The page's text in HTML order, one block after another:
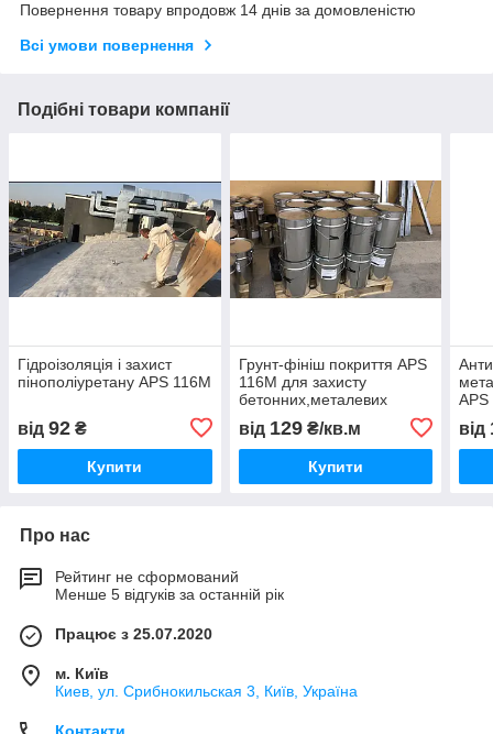
Повернення товару впродовж 14 днів за домовленістю
Всі умови повернення
Подібні товари компанії
Гідроізоляція і захист
пінополіуретану APS 116М
від 92 ₴
Купити
Грунт-фініш покриття APS
116M для захисту
бетонних,металевих
підприємства. ISO 9001
від 129₴/кв.м
Купити
від
Про нас
Рейтинг не сформований
Менше 5 відгуків за останній рік
Працює з 25.07.2020
м. Київ
Киев, ул. Срибнокильская 3, Київ, Україна